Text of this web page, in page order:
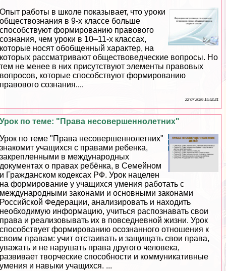
Опыт работы в школе показывает, что уроки
обществознания в 9-х классе больше
способствуют формированию правового
сознания, чем уроки в 10–11-х классах,
которые носят обобщенный хаpaктер, на
которых рассматривают обществоведческие вопросы. Но
тем не менее в них присутствуют элементы правовых
вопросов, которые способствуют формированию
правового сознания....
22 07 2026 15:52:21
Урок по теме: "Права несовершеннолетних"
Урок по теме "Права несовершеннолетних"
знакомит учащихся с правами ребенка,
закрепленными в международных
документах о правах ребёнка, в Семейном
и Гражданском кодексах РФ. Урок нацелен
на формирование у учащихся умения работать с
международными законами и основными законами
Российской Федерации, анализировать и находить
необходимую информацию, учиться распознавать свои
права и реализовывать их в повседневной жизни. Урок
способствует формированию осознанного отношения к
своим правам: учит отстаивать и защищать свои права,
уважать и не нарушать права другого человека,
развивает творческие способности и коммуникативные
умения и навыки учащихся. ...